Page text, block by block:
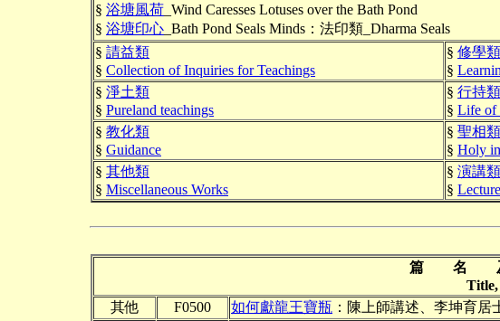
§ 浴塘風荷 _Wind Caresses Lotuses over the Bath Pond
§ 浴塘印心 _Bath Pond Seals Minds：法印類_Dharma Seals
§ 請益類
§ Collection of Inquiries for Teachings
§ 修學類
§
§ 淨土類
§ Pureland teachings
§ 行持類
§ Life of
§ 教化類
§ Guidance
§ 聖相類
§ Holy
§ 其他類
§ Miscellaneous Works
§ 演講類
§
篇 名
其他
F0500 如何獻龍王寶瓶 ：陳上師講述、李坤育居